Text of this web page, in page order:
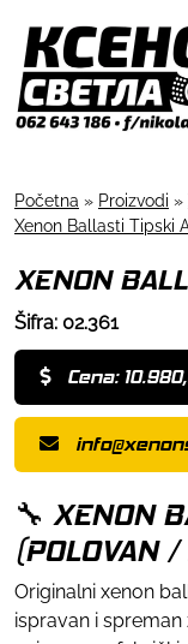
Početna » Proizvodi »
Xenon Ballasti Tipski
XENON
Šifra: 02.361
Cena:
🔧 XENON
(POLOVAN
Originalni xenon
ispravan i